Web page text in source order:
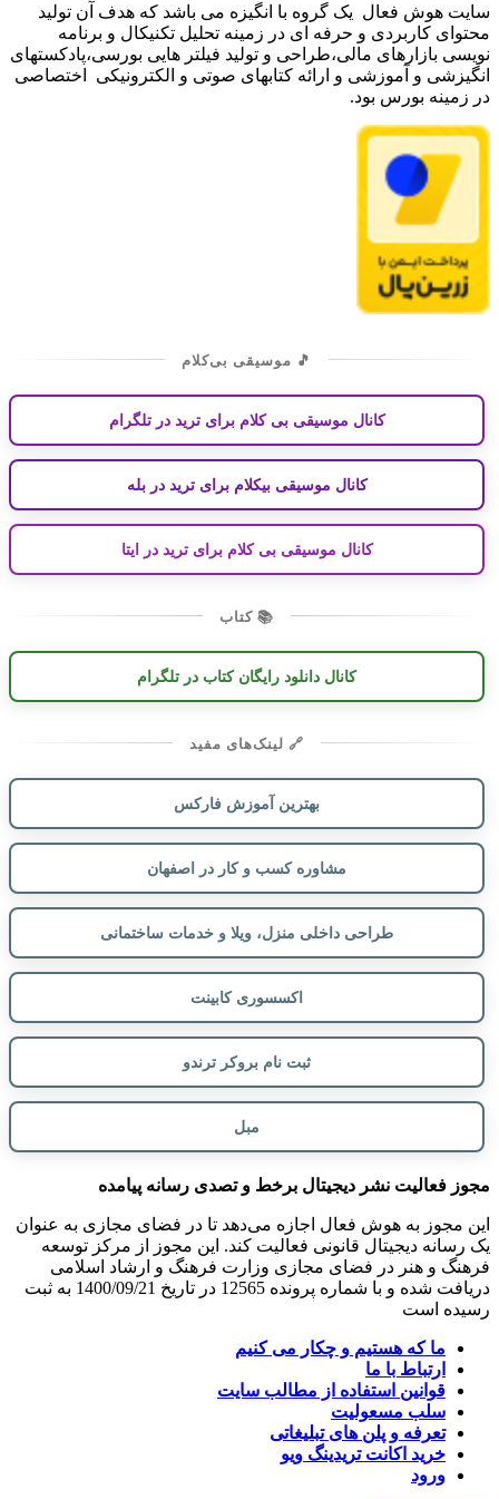
سایت هوش فعال یک گروه با انگیزه می باشد که هدف آن تولید
محتوای کاربردی و حرفه ای در زمینه تحلیل تکنیکال و برنامه
نویسی بازارهای مالی،طراحی و تولید فیلتر هایی بورسی،پادکستهای
انگیزشی و آموزشی و ارائه کتابهای صوتی و الکترونیکی اختصاصی
در زمینه بورس بود.
🎵 موسیقی بی‌کلام
کانال موسیقی بی کلام برای ترید در تلگرام
کانال موسیقی بیکلام برای ترید در بله
کانال موسیقی بی کلام برای ترید در ایتا
📚 کتاب
کانال دانلود رایگان کتاب در تلگرام
🔗 لینک‌های مفید
بهترین آموزش فارکس
مشاوره کسب و کار در اصفهان
طراحی داخلی منزل، ویلا و خدمات ساختمانی
اکسسوری کابینت
ثبت نام بروکر ترندو
مبل
مجوز فعالیت نشر دیجیتال برخط و تصدی رسانه پیامده
این مجوز به هوش فعال اجازه می‌دهد تا در فضای مجازی به عنوان
یک رسانه دیجیتال قانونی فعالیت کند. این مجوز از مرکز توسعه
فرهنگ و هنر در فضای مجازی وزارت فرهنگ و ارشاد اسلامی
دریافت شده و با شماره پرونده 12565 در تاریخ 1400/09/21 به ثبت
رسیده است
ما که هستیم و چکار می کنیم
ارتباط با ما
قوانین استفاده از مطالب سایت
سلب مسعولیت
تعرفه و پلن های تبلیغاتی
خرید اکانت تریدینگ ویو
ورود